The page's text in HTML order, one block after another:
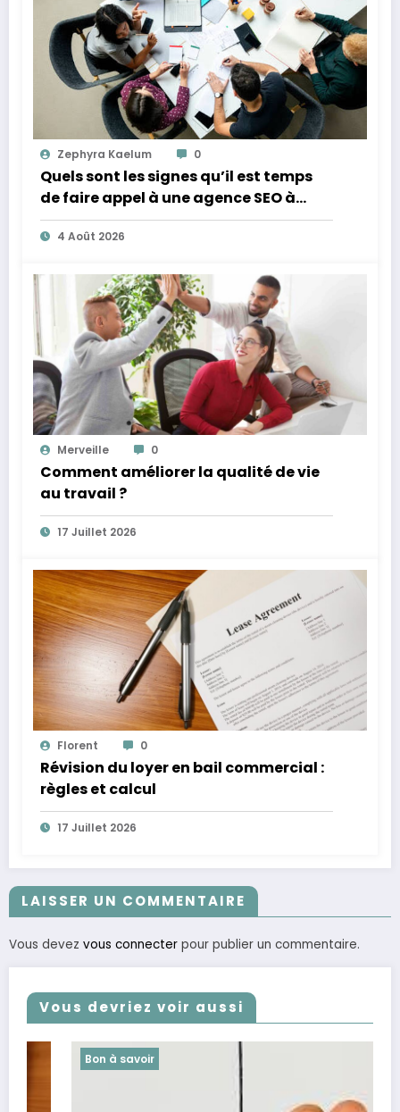
Zephyra Kaelum 0
Quels sont les signes qu’il est temps
de faire appel à une agence SEO à
Lyon ?
4 Août 2026
Merveille 0
Comment améliorer la qualité de vie
au travail ?
17 Juillet 2026
Florent 0
Révision du loyer en bail commercial :
règles et calcul
17 Juillet 2026
LAISSER UN COMMENTAIRE
Vous devez vous connecter pour publier un commentaire.
Vous devriez voir aussi
Bon à savoir